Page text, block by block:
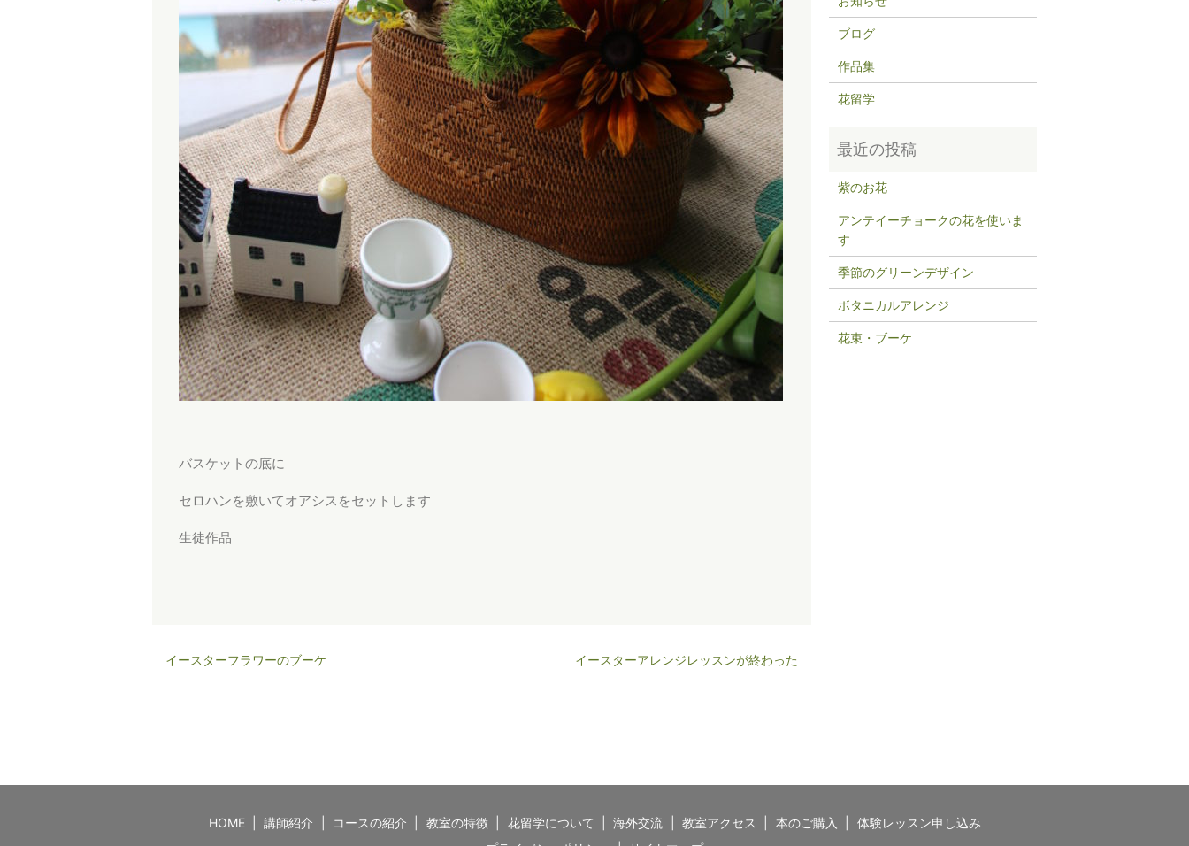
バスケットの底に
セロハンを敷いてオアシスをセットします
生徒作品
イースターフラワーのブーケ イースターアレンジレッスンが終わった
ブログ
作品集
花留学
紫のお花
アンテイーチョークの花を使いま
す
季節のグリーンデザイン
ボタニカルアレンジ
花束・ブーケ
HOME 講師紹介 コースの紹介 教室の特徴 花留学について 海外交流 教室アクセス 本のご購入
体験レッスン申し込み